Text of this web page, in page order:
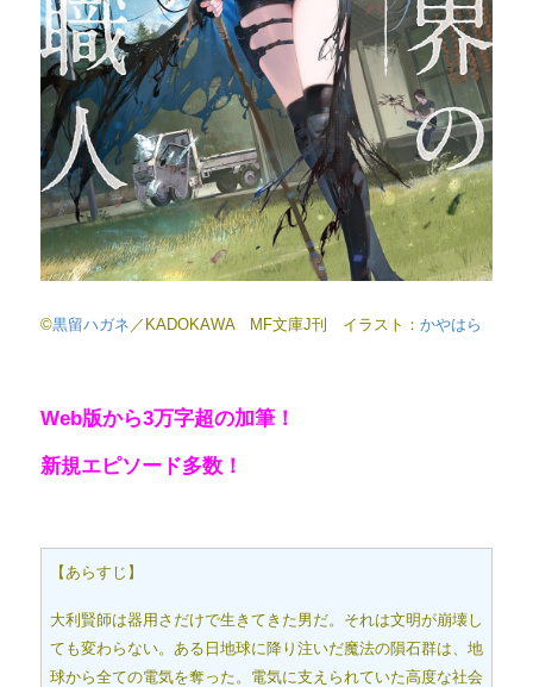
©黒留ハガネ ／KADOKAWA MF文庫J刊 イラスト： かやはら
Web版から3万字超の加筆！
新規エピソード多数！
【あらすじ】
大利賢師は器用さだけで生きてきた男だ。それは文明が崩壊し
ても変わらない。ある日地球に降り注いだ魔法の隕石群は、地
球から全ての電気を奪った。電気に支えられていた高度な社会